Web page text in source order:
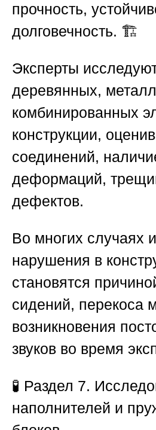
прочность,
долговечность. 🏗️
Эксперты
деревянных,
комбинированных
конструкции,
соединений,
деформаций,
дефектов.
Во многих случаях
нарушения в
становятся
сидений, перекоса
возникновения
звуков во время
🧪 Раздел 7.
наполнителей и